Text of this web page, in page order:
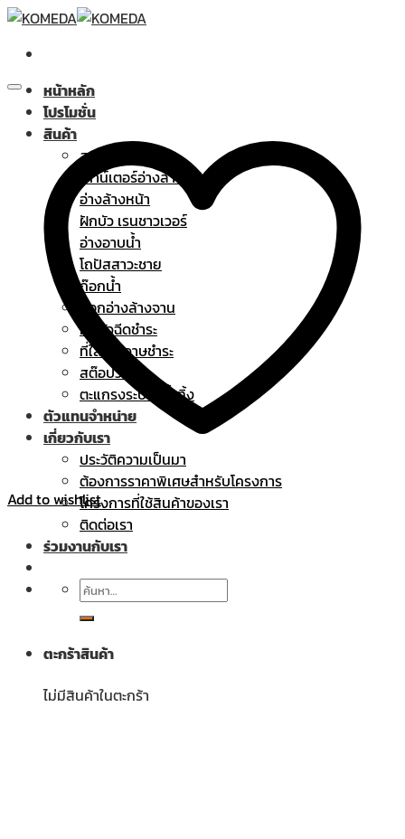
Skip
content
หน้าหลัก
โปรโมชั่น
สินค้า
สุขภัณฑ์
เคาน์เตอร์อ่างล้างหน้า
อ่างล้างหน้า
ฝักบัว เรนชาวเวอร์
อ่างอาบน้ำ
โถปัสสาวะชาย
ก๊อกน้ำ
ก๊อกอ่างล้างจาน
ฝักบัวฉีดชำระ
ที่ใส่กระดาษชำระ
สต๊อปวาล์ว
ตะแกรงระบายน้ำทิ้ง
ตัวแทนจำหน่าย
เกี่ยวกับเรา
ประวัติความเป็นมา
ต้องการราคาพิเศษสำหรับโครงการ
โครงการที่ใช้สินค้าของเรา
ติดต่อเรา
ร่วมงานกับเรา
ค้นหา:
ตะกร้าสินค้า
ไม่มีสินค้าในตะกร้า
Add to wishlist